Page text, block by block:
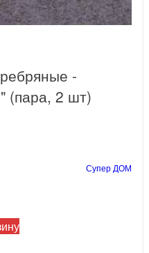
-
(пара, 2 шт)
Супер ДОМ